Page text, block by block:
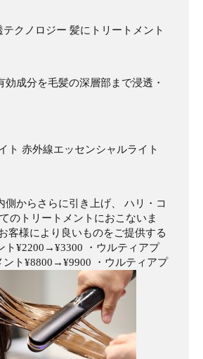
クノロジー 髪にトリートメント
成分を毛髪の深層部まで浸透・
ト 赤外線エッセンシャルライト
からさらに引き上げ、 ハリ・コ
のトリートメントにおこないま
客様により良いものをご提供する
ト¥2200→¥3300 ・ウルティアプ
ト¥8800→¥9900 ・ウルティアプ